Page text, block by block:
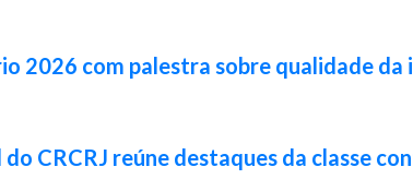
2026 com palestra sobre qualidade
CRCRJ reúne destaques da classe